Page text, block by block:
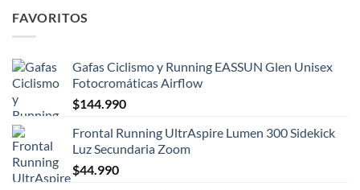
FAVORITOS
Gafas Ciclismo y Running EASSUN Glen Unisex
Fotocromáticas Airflow
$144.990
Frontal Running UltrAspire Lumen 300 Sidekick
Luz Secundaria Zoom
$44.990